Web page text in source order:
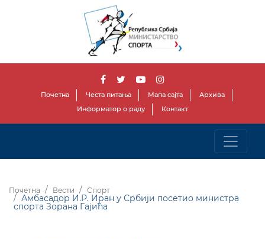
Почетна Честа питања Мапа сајта
Архива
Информатор о раду
Контакт
Почетна Вести Спорт
Амбасадор И.Р. Иран у Србији посетио министра
спорта Зорана Гајића